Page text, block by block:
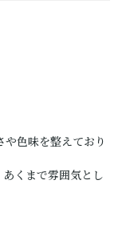
色味を整えており
くまで雰囲気とし